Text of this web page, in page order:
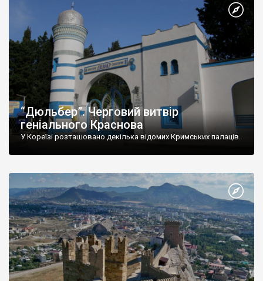
“Дюльбер”. Черговий витвір
геніального Краснова
У Кореїзі розташовано декілька відомих Кримських палаців.